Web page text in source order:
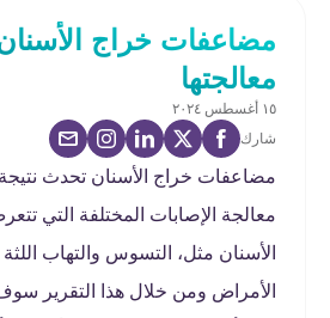
مضاعفات خراج
معالجتها
١٥ أغسطس ٢٠٢٤
شارك
مضاعفات خراج الأسنان تحدث
معالجة الإصابات المختلفة التي
الأسنان مثل، التسوس والتهاب
الأمراض ومن خلال هذا التقرير